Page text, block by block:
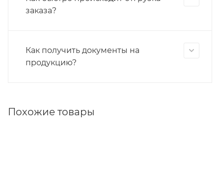
заказа?
Как получить документы на
продукцию?
Похожие товары